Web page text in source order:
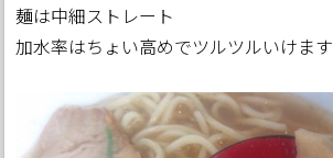
麺は中細ストレート
加水率はちょい高めでツルツルいけます